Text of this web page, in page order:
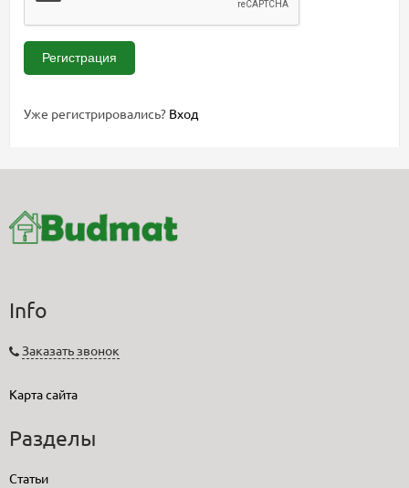
Уже регистрировались? Вход
Info
Заказать звонок
Карта сайта
Разделы
Статьи